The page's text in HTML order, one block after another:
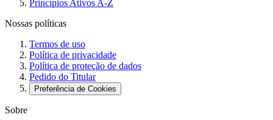
Princípios Ativos A-Z
Nossas políticas
Termos de uso
Política de privacidade
Política de proteção de dados
Pedido do Titular
Preferência de Cookies
Sobre